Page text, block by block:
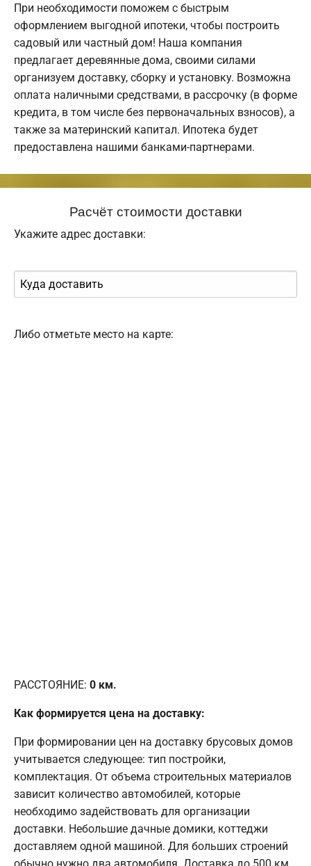
При необходимости поможем с быстрым
оформлением выгодной ипотеки, чтобы построить
садовый или частный дом! Наша компания
предлагает деревянные дома, своими силами
организуем доставку, сборку и установку. Возможна
оплата наличными средствами, в рассрочку (в форме
кредита, в том числе без первоначальных взносов), а
также за материнский капитал. Ипотека будет
предоставлена нашими банками-партнерами.
Расчёт стоимости доставки
Укажите адрес доставки:
Либо отметьте место на карте:
РАССТОЯНИЕ: 0 км.
Как формируется цена на доставку:
При формировании цен на доставку брусовых домов
учитывается следующее: тип постройки,
комплектация. От объема строительных материалов
зависит количество автомобилей, которые
необходимо задействовать для организации
доставки. Небольшие дачные домики, коттеджи
доставляем одной машиной. Для больших строений
обычно нужно два автомобиля. Доставка до 500 км